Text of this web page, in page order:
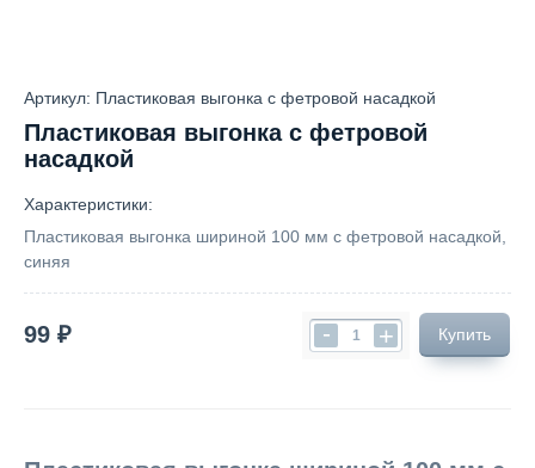
Артикул: Пластиковая выгонка с фетровой насадкой
Пластиковая выгонка с фетровой
насадкой
Характеристики:
Пластиковая выгонка шириной 100 мм с фетровой насадкой,
синяя
99 ₽ - + Купить